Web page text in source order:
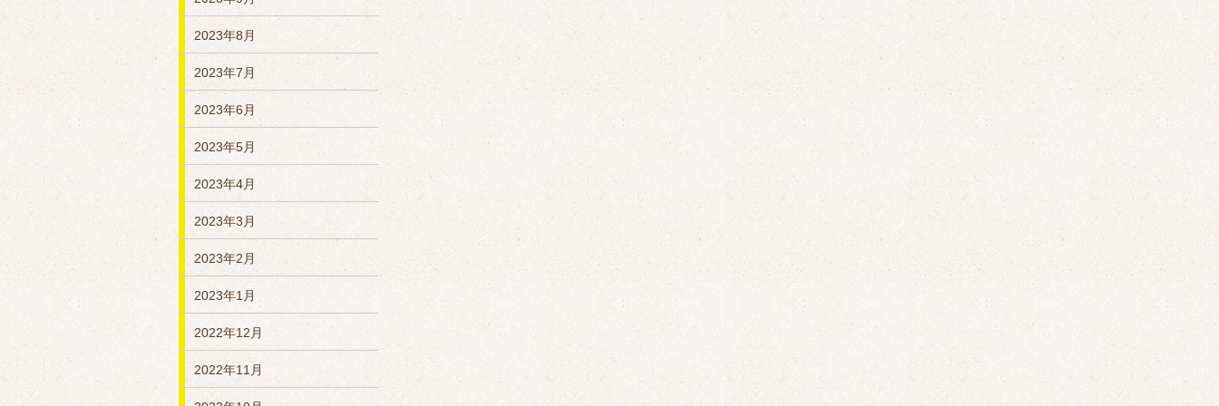
2023年8月
2023年7月
2023年6月
2023年5月
2023年4月
2023年3月
2023年2月
2023年1月
2022年12月
2022年11月